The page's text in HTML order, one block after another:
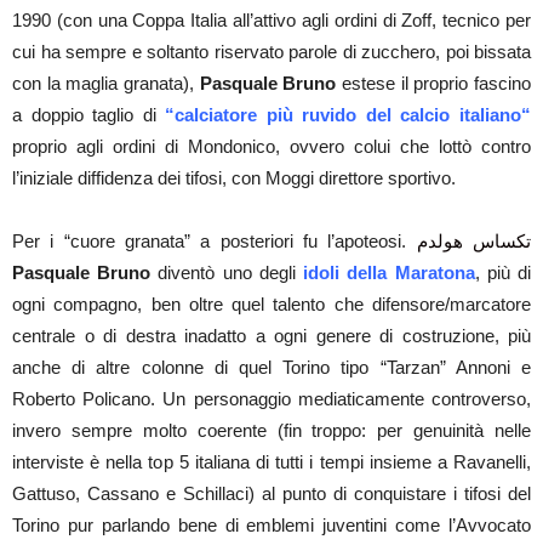
1990 (con una Coppa Italia all’attivo agli ordini di Zoff, tecnico per
cui ha sempre e soltanto riservato parole di zucchero, poi bissata
con la maglia granata), Pasquale Bruno estese il proprio fascino
a doppio taglio di “calciatore più ruvido del calcio italiano“
proprio agli ordini di Mondonico, ovvero colui che lottò contro
l’iniziale diffidenza dei tifosi, con Moggi direttore sportivo.
Per i “cuore granata” a posteriori fu l’apoteosi. تكساس هولدم
Pasquale Bruno diventò uno degli idoli della Maratona, più di
ogni compagno, ben oltre quel talento che difensore/marcatore
centrale o di destra inadatto a ogni genere di costruzione, più
anche di altre colonne di quel Torino tipo “Tarzan” Annoni e
Roberto Policano. Un personaggio mediaticamente controverso,
invero sempre molto coerente (fin troppo: per genuinità nelle
interviste è nella top 5 italiana di tutti i tempi insieme a Ravanelli,
Gattuso, Cassano e Schillaci) al punto di conquistare i tifosi del
Torino pur parlando bene di emblemi juventini come l’Avvocato